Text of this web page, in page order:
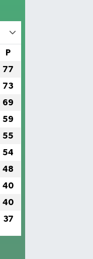
P
77
73
69
59
55
54
48
40
40
37